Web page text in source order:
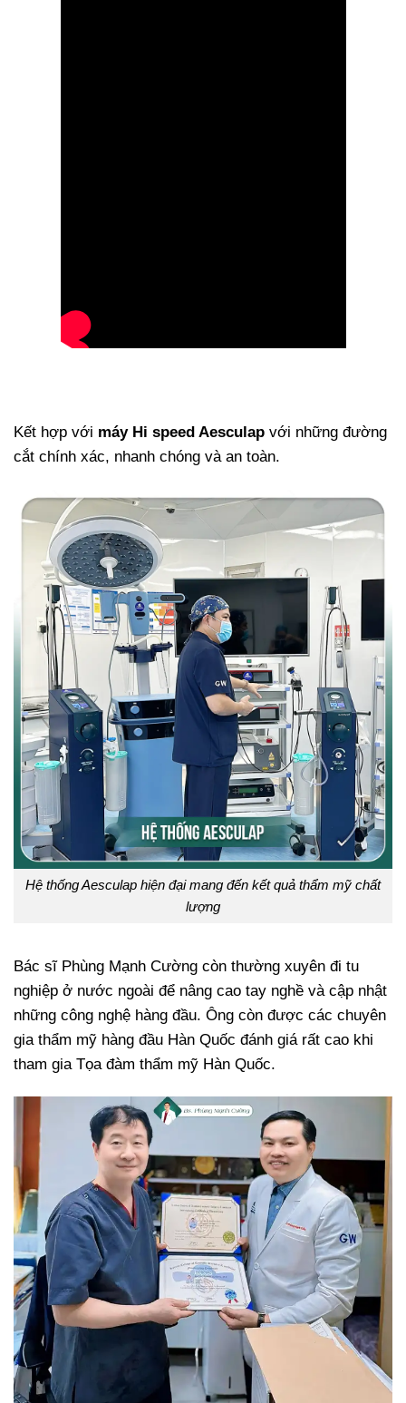
Kết hợp với máy Hi speed Aesculap với những đường
cắt chính xác, nhanh chóng và an toàn.
Hệ thống Aesculap hiện đại mang đến kết quả thẩm mỹ chất
lượng
Bác sĩ Phùng Mạnh Cường còn thường xuyên đi tu
nghiệp ở nước ngoài để nâng cao tay nghề và cập nhật
những công nghệ hàng đầu. Ông còn được các chuyên
gia thẩm mỹ hàng đầu Hàn Quốc đánh giá rất cao khi
tham gia Tọa đàm thẩm mỹ Hàn Quốc.